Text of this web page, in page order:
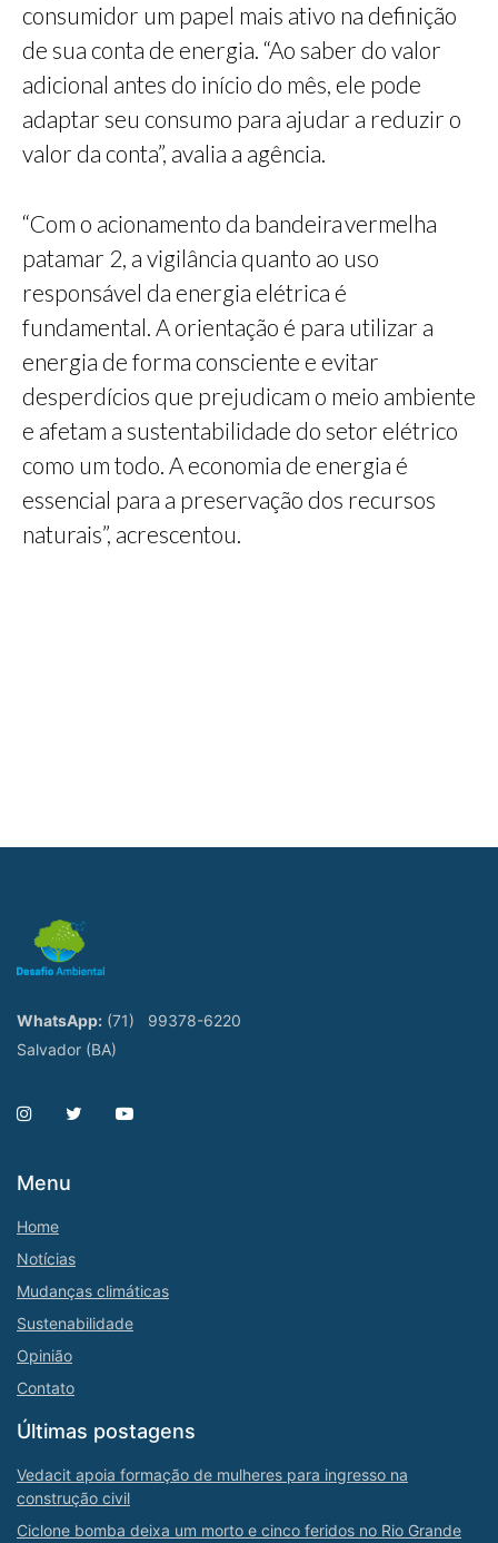
consumidor um papel mais ativo na definição
de sua conta de energia. “Ao saber do valor
adicional antes do início do mês, ele pode
adaptar seu consumo para ajudar a reduzir o
valor da conta”, avalia a agência.
“Com o acionamento da bandeira vermelha
patamar 2, a vigilância quanto ao uso
responsável da energia elétrica é
fundamental. A orientação é para utilizar a
energia de forma consciente e evitar
desperdícios que prejudicam o meio ambiente
e afetam a sustentabilidade do setor elétrico
como um todo. A economia de energia é
essencial para a preservação dos recursos
naturais”, acrescentou.
WhatsApp: (71)
99378-6220
Salvador (BA)
Menu
Home
Notícias
Mudanças climáticas
Sustenabilidade
Opinião
Contato
Últimas postagens
Vedacit apoia formação de mulheres para ingresso na
construção civil
Ciclone bomba deixa um morto e cinco feridos no Rio Grande